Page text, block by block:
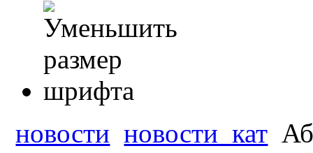
новости новости_кат